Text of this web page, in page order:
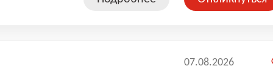
автоколонны:
07.08.2026